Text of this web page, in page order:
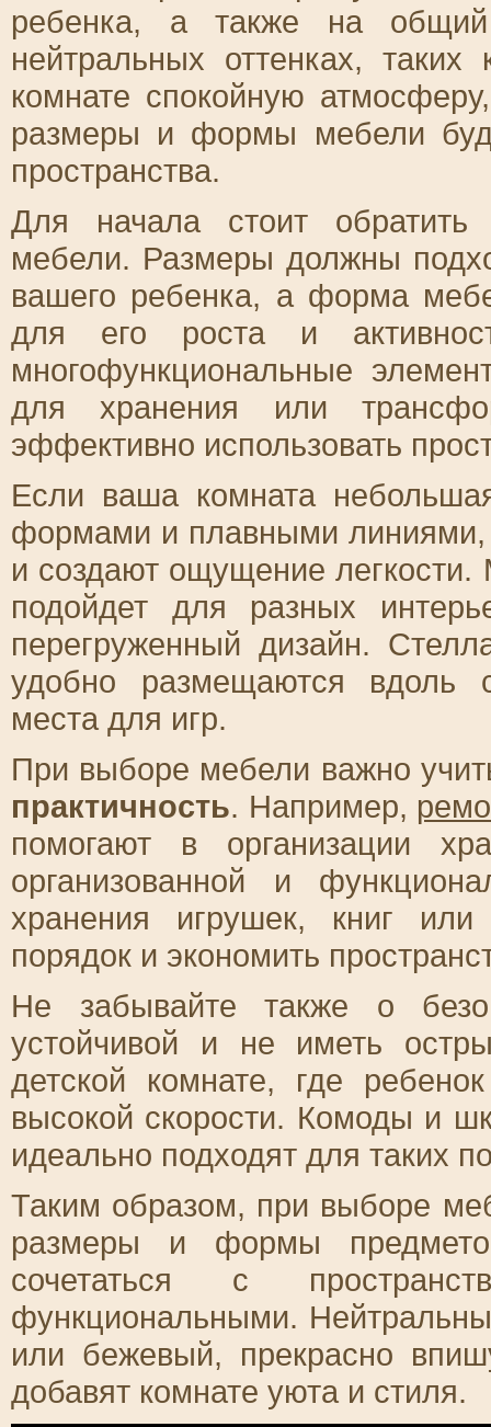
ребенка, а также на
нейтральных оттенках,
комнате спокойную
размеры и формы мебели
пространства.
Для начала стоит
мебели. Размеры должны
вашего ребенка, а форма
для его роста и
многофункциональные
для хранения или
эффективно использовать
Если ваша комната
формами и плавными линиями,
и создают ощущение легкости.
подойдет для разных
перегруженный дизайн.
удобно размещаются вдоль
места для игр.
При выборе мебели важно
практичность. Например,
помогают в организации
организованной и
хранения игрушек, книг
порядок и экономить
Не забывайте также о
устойчивой и не иметь
детской комнате, где
высокой скорости. Комоды и
идеально подходят для таких
Таким образом, при выборе
размеры и формы
сочетаться с
функциональными.
или бежевый, прекрасно
добавят комнате уюта и стиля.